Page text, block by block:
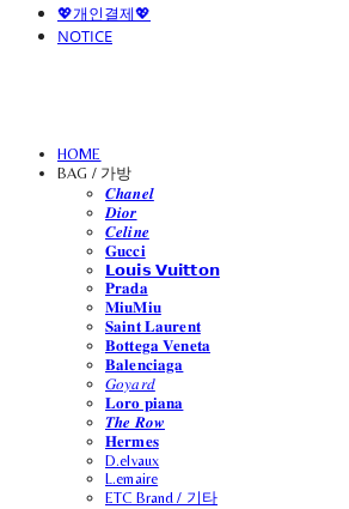
💖개인결제💖
NOTICE
HOME
BAG / 가방
𝑪𝒉𝒂𝒏𝒆𝒍
𝑫𝒊𝒐𝒓
𝑪𝒆𝒍𝒊𝒏𝒆
𝐆𝐮𝐜𝐜𝐢
𝗟𝗼𝘂𝗶𝘀 𝗩𝘂𝗶𝘁𝘁𝗼𝗻
𝐏𝐫𝐚𝐝𝐚
𝐌𝐢𝐮𝐌𝐢𝐮
𝐒𝐚𝐢𝐧𝐭 𝐋𝐚𝐮𝐫𝐞𝐧𝐭
𝐁𝐨𝐭𝐭𝐞𝐠𝐚 𝐕𝐞𝐧𝐞𝐭𝐚
𝐁𝐚𝐥𝐞𝐧𝐜𝐢𝐚𝐠𝐚
𝐺𝑜𝑦𝑎𝑟𝑑
𝐋𝐨𝐫𝐨 𝐩𝐢𝐚𝐧𝐚
𝑻𝒉𝒆 𝑹𝒐𝒘
𝐇𝐞𝐫𝐦𝐞𝐬
D.elvaux
L.emaire
ETC Brand / 기타